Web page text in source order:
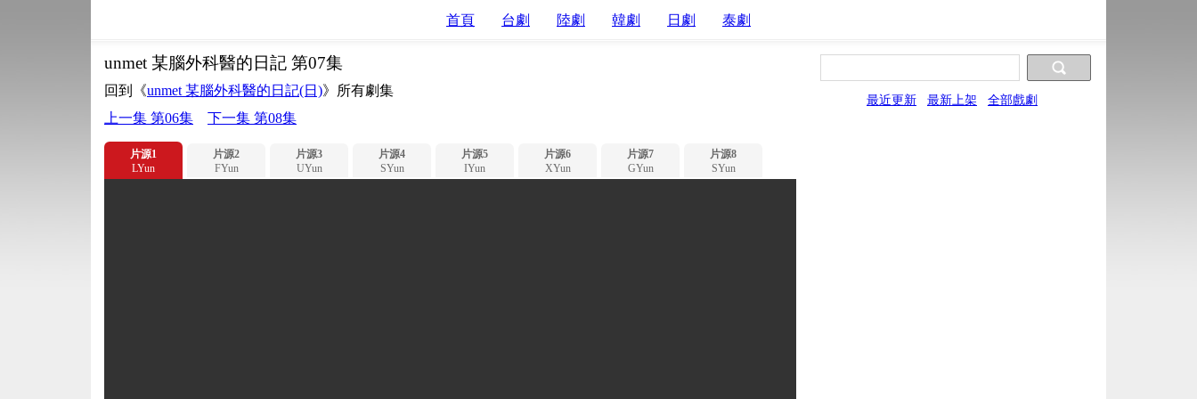
首頁 台劇 陸劇 韓劇 日劇 泰劇
最近更新 最新上架 全部戲劇
unmet 某腦外科醫的日記 第07集
回到《unmet 某腦外科醫的日記(日)》所有劇集
上一集 第06集
下一集 第08集
片源1
LYun
片源2
FYun
片源3
UYun
片源4
SYun
片源5
IYun
片源6
XYun
片源7
GYun
片源8
SYun